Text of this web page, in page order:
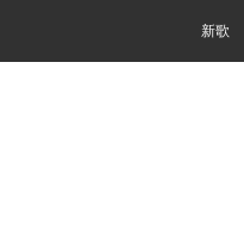
新歌